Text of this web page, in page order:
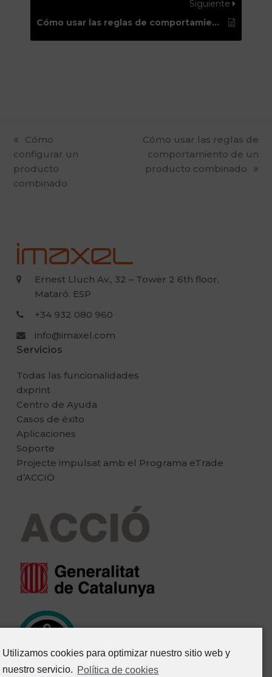
Siguiente
Cómo usar las reglas de comportamiento de un producto combinado
previous
post:
Cómo
configurar un
producto
combinado
next
post:
Cómo usar las reglas de
comportamiento de un
producto combinado
Ernest Lluch Av., 32 – Tower 2 6th floor,
Mataró. ESP
+34 932 080 960
info@imaxel.com
Servicios
Todas las funcionalidades
dxprint
Centro de Ayuda
Casos de éxito
Aplicaciones
Soporte
Projecte impulsat amb el Programa eTrade
d’ACCIÖ
Utilizamos cookies para optimizar nuestro sitio web y
nuestro servicio. Política de cookies